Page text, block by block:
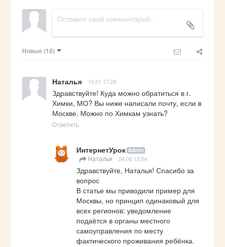
Новые (18)
Наталья 10.01 17:29
Здравствуйте! Куда можно обратиться в г.
Химки, МО? Вы ниже написали почту, если в
Москве. Можно по Химкам узнать?
Ответить
ИнтернетУрок Admin
Наталья 24.06 13:54
Здравствуйте, Наталья! Спасибо за
вопрос
В статье мы приводили пример для
Москвы, но принцип одинаковый для
всех регионов: уведомление
подаётся в органы местного
самоуправления по месту
фактического проживания ребёнка.